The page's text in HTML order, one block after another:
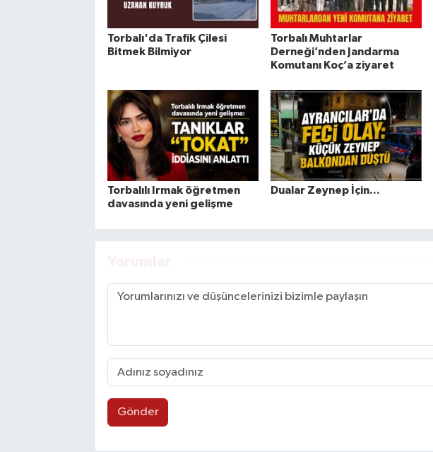
Torbalı'da Trafik Çilesi
Bitmek Bilmiyor
Torbalı Muhtarlar
Derneği’nden Jandarma
Komutanı Koç’a ziyaret
Torbalılı Irmak öğretmen
davasında yeni gelişme
Dualar Zeynep İçin...
Gönder